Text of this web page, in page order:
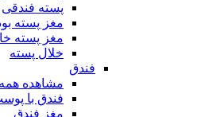
پسته فندقی
مغز پسته
مغز پسته
خلال پسته
فندق
مشاهده
فندق با
مغز فندق